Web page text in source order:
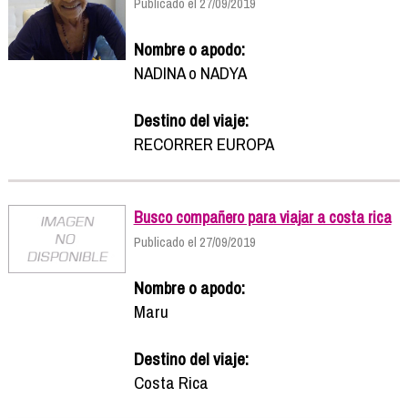
Nombre o apodo:
NADINA o NADYA
Destino del viaje:
RECORRER EUROPA
Busco compañero para viajar a costa rica
Publicado el 27/09/2019
Nombre o apodo:
Maru
Destino del viaje:
Costa Rica